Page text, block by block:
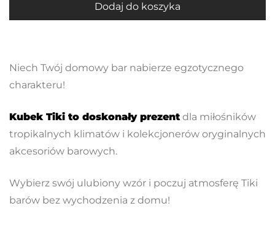
Dodaj do koszyka
Niech Twój domowy bar nabierze egzotycznego
charakteru!
Kubek Tiki to doskonały prezentdla miłośników
tropikalnych klimatów i kolekcjonerów oryginalnych
akcesoriów barowych.
Wybierz swój ulubiony wzór i poczuj atmosferę Tiki
barów bez wychodzenia z domu!